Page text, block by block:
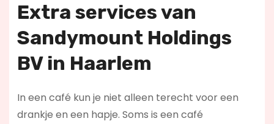
Extra services van
Sandymount Holdings
BV in Haarlem
In een café kun je niet alleen terecht voor een
drankje en een hapje. Soms is een café